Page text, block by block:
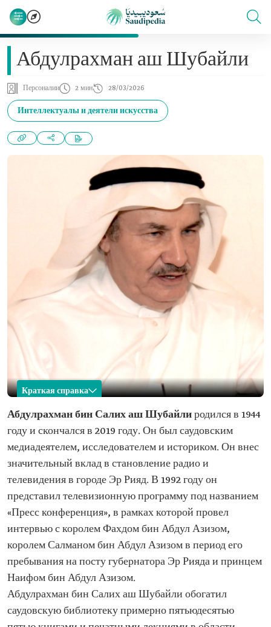
Абдулрахман аш Шубайли
Персоналии 2 мин 28/03/2026
Интеллектуалы и деятели искусства
Краткая справка
Абдулрахман аш Шубайли
Имя
Абдулрахман аш Шубайли.
Дата рождения
1944 год.
Место рождения
Мухафаза Унайза в регионе Эль-Касим.
Дата смерти
2019 год.
сфера
Абдулрахман бин Салих аш Шубайлиродился в 1944
году и скончался в 2019 году. Он был саудовским
медиадеятелем, исследователем и историком. Он внес
значительный вклад в становление радио и
телевидения в городе Эр Рияд. В 1992 году он
представил телевизионную программу под названием
«Пресс конференция», в рамках которой провел
интервью с королем Фахдом бин Абдул Азизом,
королем Салманом бин Абдул Азизом в период его
пребывания на посту губернатора Эр Рияда и принцем
Наифом бин Абдул Азизом.
Абдулрахман бин Салих аш Шубайли обогатил
саудовскую библиотеку примерно пятьюдесятью